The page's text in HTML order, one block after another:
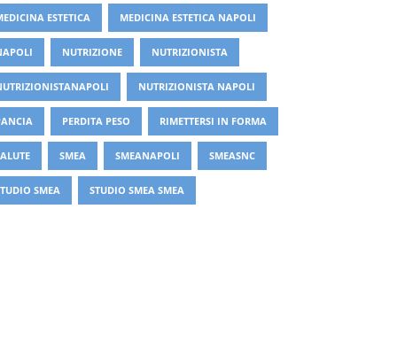
ESTETICA MEDICINA ESTETICA NAPOLI
NUTRIZIONE NUTRIZIONISTA
NUTRIZIONISTA NAPOLI
PERDITA PESO RIMETTERSI IN FORMA
SMEA SMEANAPOLI SMEASNC
SMEA STUDIO SMEA SMEA